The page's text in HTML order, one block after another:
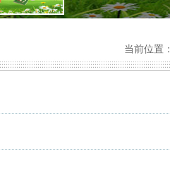
当前位置：